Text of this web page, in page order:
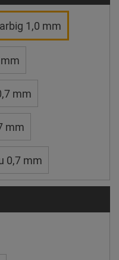
1,0 mm
mm
mm
0,7 mm